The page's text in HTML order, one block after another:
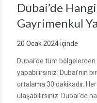
Dubai’de
Gayrimenkul
20 Ocak 2024içinde
Dubai’de tüm bölgelerden
yapabilirsiniz. Dubai’nin
ortalama 30 dakikadır.
ulaşabilirsiniz. Dubai’de